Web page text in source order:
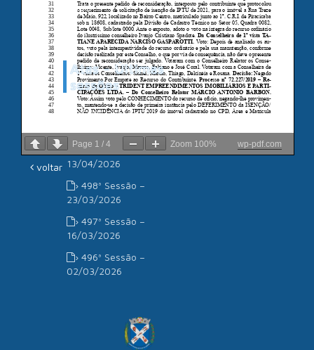
Page 1 / 4 Zoom 100% wp-pdf.com
voltar
Paulo
Atas - Últimas
sessões
› 500ª Sessão –
› 499ª Sessão –
13/04/2026
› 498ª Sessão –
23/03/2026
› 497ª Sessão –
16/03/2026
› 496ª Sessão –
02/03/2026